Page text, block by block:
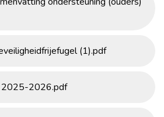
(1).pdf
2025-2026.pdf